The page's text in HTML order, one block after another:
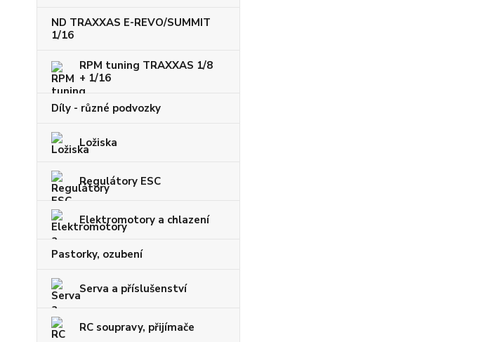
ND TRAXXAS E-REVO/SUMMIT
1/16
RPM tuning TRAXXAS 1/8
+ 1/16
Díly - různé podvozky
Ložiska
Regulátory ESC
Elektromotory a chlazení
Pastorky, ozubení
Serva a příslušenství
RC soupravy, přijímače